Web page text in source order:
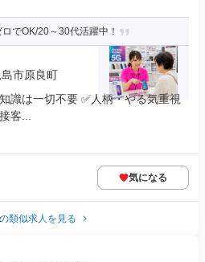
でOK/20～30代活躍中！
市原良町
識は一切不要 ✅人柄・やる気重視
客...
気になる
類似求人を見る